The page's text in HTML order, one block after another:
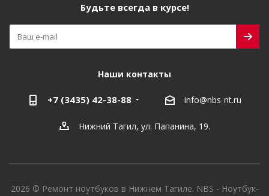
Будьте всегда в курсе!
Наши контакты
+7 (3435) 42-38-88 info@nbs-nt.ru
Нижний Тагил, ул. Папанина, 19.
2026 © Ремонт ноутбуков в Нижнем Тагиле. NBS - Ноутбук-